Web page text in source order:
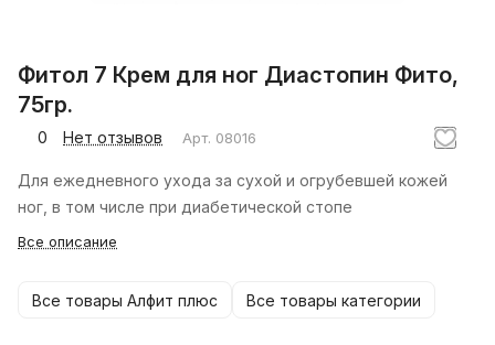
Фитол 7 Крем для ног Диастопин Фито,
75гр.
0 Нет отзывов Арт. 08016
Для ежедневного ухода за сухой и огрубевшей кожей
ног, в том числе при диабетической стопе
Все описание
Все товары Алфит плюс Все товары категории